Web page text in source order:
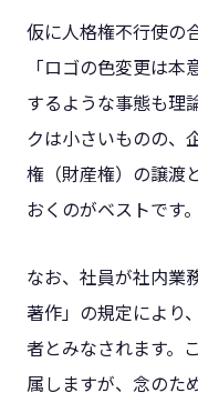
仮に人格権不行使の
「ロゴの色変更は
するような事態も理
クは小さいものの、
権（財産権）の譲渡
おくのがベストです。
なお、社員が社内業
著作」の規定により
者とみなされます。
属しますが、念のた